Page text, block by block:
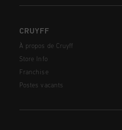
CRUYFF
À propos de Cruyff
Store Info
Franchise
Postes vacants